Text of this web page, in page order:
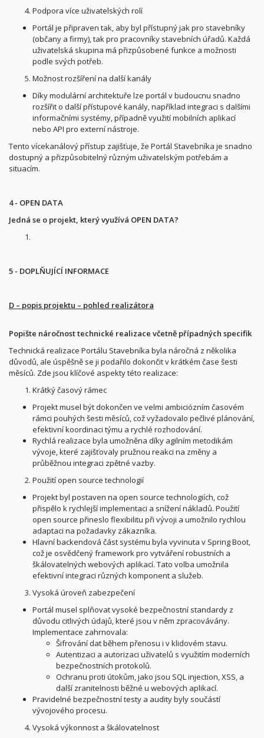
Podpora více uživatelských rolí
Portál je připraven tak, aby byl přístupný jak pro stavebníky
(občany a firmy), tak pro pracovníky stavebních úřadů. Každá
uživatelská skupina má přizpůsobené funkce a možnosti
podle svých potřeb.
Možnost rozšíření na další kanály
Díky modulární architektuře lze portál v budoucnu snadno
rozšířit o další přístupové kanály, například integraci s dalšími
informačními systémy, případně využití mobilních aplikací
nebo API pro externí nástroje.
Tento vícekanálový přístup zajišťuje, že Portál Stavebníka je snadno
dostupný a přizpůsobitelný různým uživatelským potřebám a
situacím.
4 - OPEN DATA
Jedná se o projekt, který využívá OPEN DATA?
5 - DOPLŇUJÍCÍ INFORMACE
D – popis projektu – pohled realizátora
Popište náročnost technické realizace včetně případných specifik
Technická realizace Portálu Stavebníka byla náročná z několika
důvodů, ale úspěšně se ji podařilo dokončit v krátkém čase šesti
měsíců. Zde jsou klíčové aspekty této realizace:
Krátký časový rámec
Projekt musel být dokončen ve velmi ambiciózním časovém
rámci pouhých šesti měsíců, což vyžadovalo pečlivé plánování,
efektivní koordinaci týmu a rychlé rozhodování.
Rychlá realizace byla umožněna díky agilním metodikám
vývoje, které zajišťovaly pružnou reakci na změny a
průběžnou integraci zpětné vazby.
Použití open source technologií
Projekt byl postaven na open source technologiích, což
přispělo k rychlejší implementaci a snížení nákladů. Použití
open source přineslo flexibilitu při vývoji a umožnilo rychlou
adaptaci na požadavky zákazníka.
Hlavní backendová část systému byla vyvinuta v Spring Boot,
což je osvědčený framework pro vytváření robustních a
škálovatelných webových aplikací. Tato volba umožnila
efektivní integraci různých komponent a služeb.
Vysoká úroveň zabezpečení
Portál musel splňovat vysoké bezpečnostní standardy z
důvodu citlivých údajů, které jsou v něm zpracovávány.
Implementace zahrnovala:
Šifrování dat během přenosu i v klidovém stavu.
Autentizaci a autorizaci uživatelů s využitím moderních
bezpečnostních protokolů.
Ochranu proti útokům, jako jsou SQL injection, XSS, a
další zranitelnosti běžné u webových aplikací.
Pravidelné bezpečnostní testy a audity byly součástí
vývojového procesu.
Vysoká výkonnost a škálovatelnost